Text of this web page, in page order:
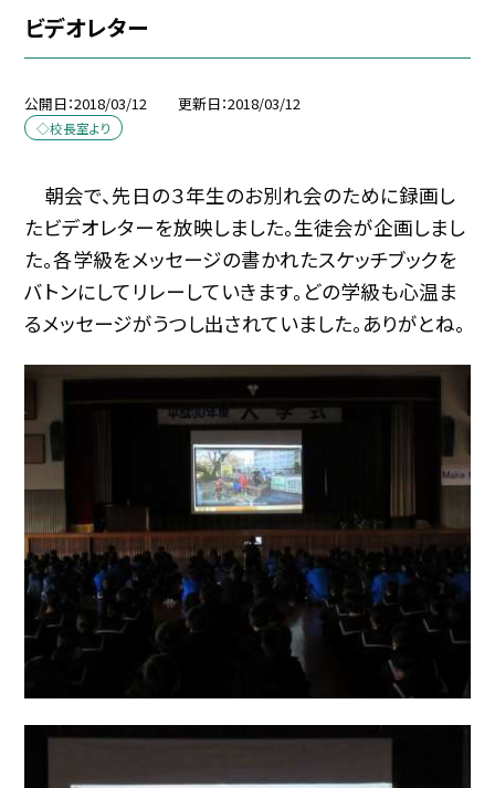
ビデオレター
公開日 2018/03/12 更新日 2018/03/12
◇校長室より
朝会で、先日の３年生のお別れ会のために録画し
たビデオレターを放映しました。生徒会が企画しまし
た。各学級をメッセージの書かれたスケッチブックを
バトンにしてリレーしていきます。どの学級も心温ま
るメッセージがうつし出されていました。ありがとね。